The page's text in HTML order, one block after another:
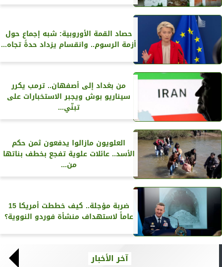
حصاد القمة الأوروبية: شبه إجماع حول
أزمة الرسوم.. وانقسام يزداد حدةً تجاه...
من بغداد إلى أصفهان.. ترمب يكرر
سيناريو بوش ويجبر الاستخبارات على
تبنّي...
العلويون مازالوا يدفعون ثمن حكم
الأسد.. عائلات علوية تفجع بخطف بناتها
من...
ضربة مؤجلة.. كيف خططت أمريكا 15
عاماً لاستهداف منشأة فوردو النووية؟
آخر الأخبار